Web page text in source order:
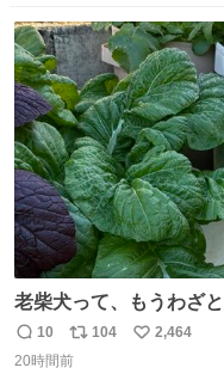
ト
数
数
老柴犬って、もうわざ
はまりにいくじゃない
い主の間にはまってき
返
信
10
リ
ポ
104
い
2,464
20時間前